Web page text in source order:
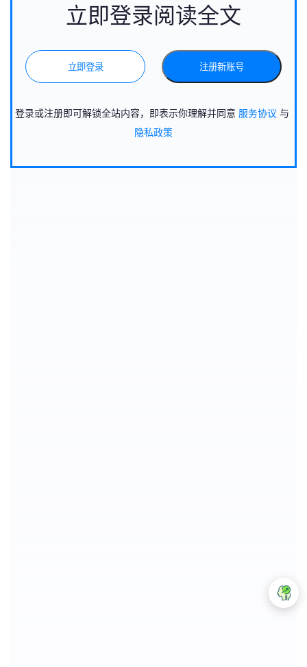
立即登录阅读全文
立即登录 注册新账号
登录或注册即可解锁全站内容，即表示你理解并同意 服务协议 与
隐私政策